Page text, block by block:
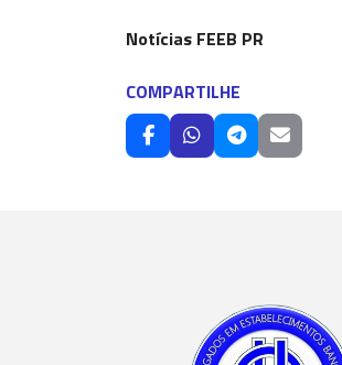
Notícias FEEB PR
COMPARTILHE